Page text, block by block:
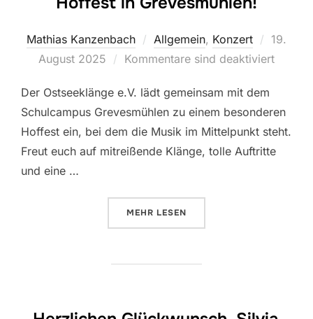
Mathias Kanzenbach Allgemein, Konzert
am
19.
August 2025
Kommentare sind deaktiviert
Der Ostseeklänge e.V. lädt gemeinsam mit dem
Schulcampus Grevesmühlen zu einem besonderen
Hoffest ein, bei dem die Musik im Mittelpunkt steht.
Freut euch auf mitreißende Klänge, tolle Auftritte
und eine …
MEHR ÜBER „
LESEN